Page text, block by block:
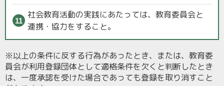
社会教育活動の実践にあたっては、教育委員会と
連携・協力をすること。
※以上の条件に反する行為があったとき、または、教育委
員会が利用登録団体として適格条件を欠くと判断したとき
は、一度承認を受けた場合であっても登録を取り消すこと